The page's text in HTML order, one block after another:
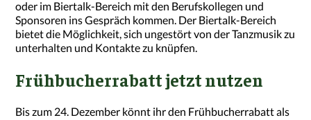
oder im Biertalk-Bereich mit den Berufskollegen und
Sponsoren ins Gespräch kommen. Der Biertalk-Bereich
bietet die Möglichkeit, sich ungestört von der Tanzmusik zu
unterhalten und Kontakte zu knüpfen.
Frühbucherrabatt jetzt nutzen
Bis zum 24. Dezember könnt ihr den Frühbucherrabatt als